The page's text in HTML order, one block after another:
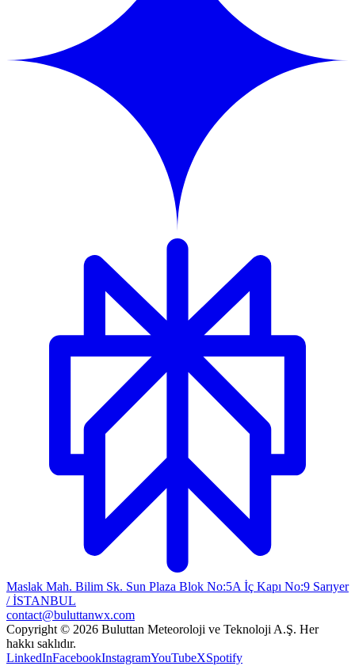
Maslak Mah. Bilim Sk. Sun Plaza Blok No:5A İç Kapı No:9 Sarıyer
/ İSTANBUL
contact@buluttanwx.com
Copyright © 2026 Buluttan Meteoroloji ve Teknoloji A.Ş. Her
hakkı saklıdır.
LinkedInFacebookInstagramYouTubeXSpotify